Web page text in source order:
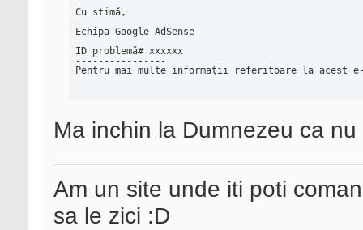
Cu stimă,
Echipa Google AdSense
ID problemă# xxxxxx
----------------
Pentru mai multe informaţii referitoare la acest e-
Ma inchin la Dumnezeu ca
Am un site unde iti poti
sa le zici :D